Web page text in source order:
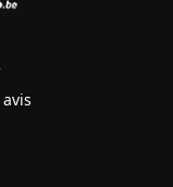
avis